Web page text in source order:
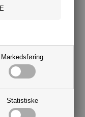
Markedsføring
Statistiske